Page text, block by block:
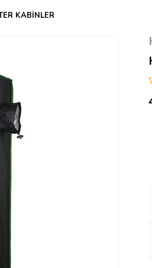
KABINLER